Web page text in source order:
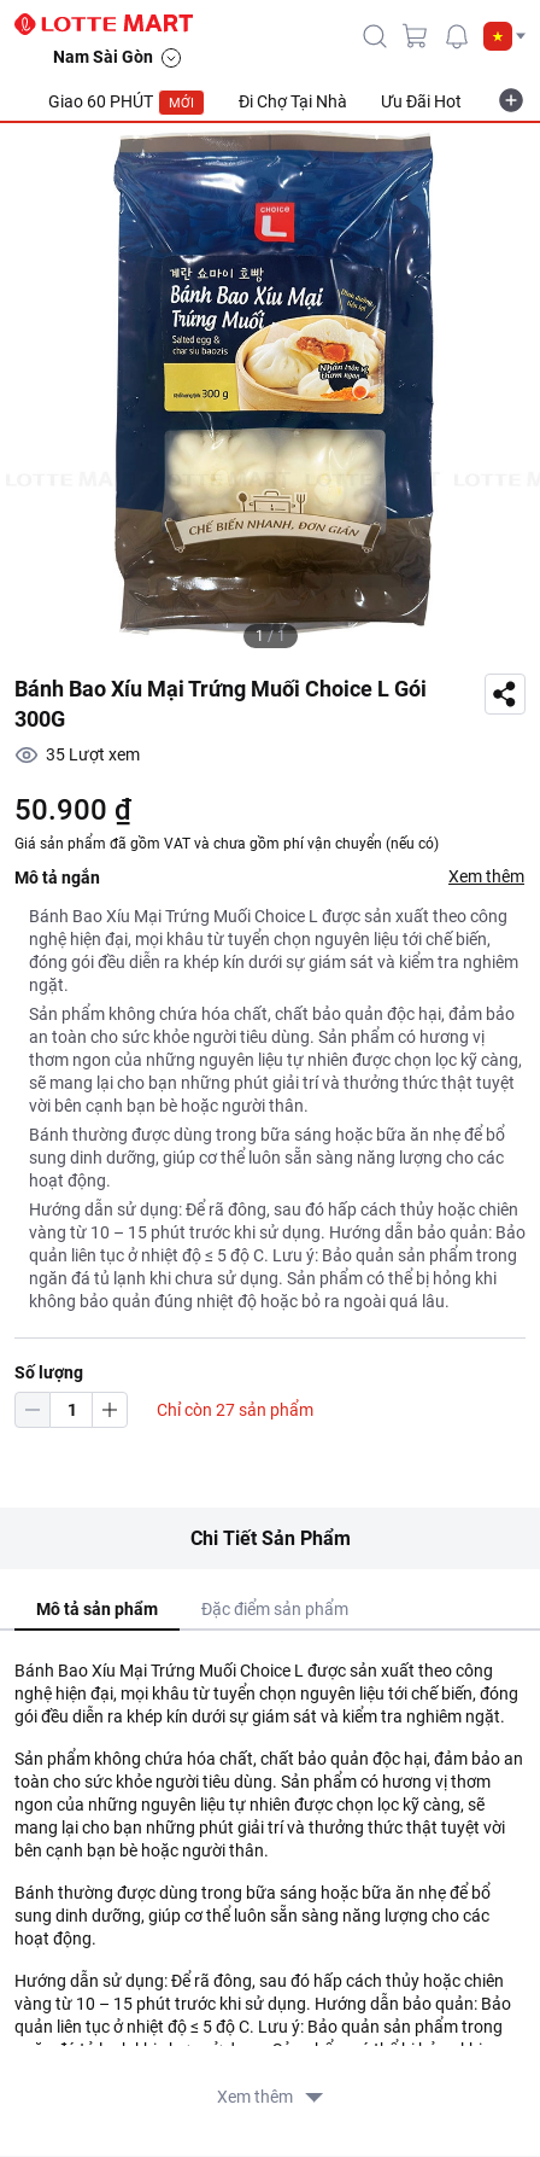
Nam Sài Gòn
Giao 60 PHÚT MỚI Đi Chợ Tại Nhà Ưu Đãi Hot
1/1
Bánh Bao Xíu Mại Trứng Muối Choice L Gói
300G
35 Lượt xem
50.900 ₫
Giá sản phẩm đã gồm VAT và chưa gồm phí vận chuyển (nếu có)
Mô tả ngắn Xem thêm
Bánh Bao Xíu Mại Trứng Muối Choice L được sản xuất theo công
nghệ hiện đại, mọi khâu từ tuyển chọn nguyên liệu tới chế biến,
đóng gói đều diễn ra khép kín dưới sự giám sát và kiểm tra nghiêm
ngặt.
Sản phẩm không chứa hóa chất, chất bảo quản độc hại, đảm bảo
an toàn cho sức khỏe người tiêu dùng. Sản phẩm có hương vị
thơm ngon của những nguyên liệu tự nhiên được chọn lọc kỹ càng,
sẽ mang lại cho bạn những phút giải trí và thưởng thức thật tuyệt
vời bên cạnh bạn bè hoặc người thân.
Bánh thường được dùng trong bữa sáng hoặc bữa ăn nhẹ để bổ
sung dinh dưỡng, giúp cơ thể luôn sẵn sàng năng lượng cho các
hoạt động.
Hướng dẫn sử dụng: Để rã đông, sau đó hấp cách thủy hoặc chiên
vàng từ 10 – 15 phút trước khi sử dụng. Hướng dẫn bảo quản: Bảo
quản liên tục ở nhiệt độ ≤ 5 độ C. Lưu ý: Bảo quản sản phẩm trong
ngăn đá tủ lạnh khi chưa sử dụng. Sản phẩm có thể bị hỏng khi
không bảo quản đúng nhiệt độ hoặc bỏ ra ngoài quá lâu.
Số lượng
Chỉ còn 27 sản phẩm
Chi Tiết Sản Phẩm
Mô tả sản phẩm Đặc điểm sản phẩm
Bánh Bao Xíu Mại Trứng Muối Choice L được sản xuất theo công
nghệ hiện đại, mọi khâu từ tuyển chọn nguyên liệu tới chế biến, đóng
gói đều diễn ra khép kín dưới sự giám sát và kiểm tra nghiêm ngặt.
Sản phẩm không chứa hóa chất, chất bảo quản độc hại, đảm bảo an
toàn cho sức khỏe người tiêu dùng. Sản phẩm có hương vị thơm
ngon của những nguyên liệu tự nhiên được chọn lọc kỹ càng, sẽ
mang lại cho bạn những phút giải trí và thưởng thức thật tuyệt vời
bên cạnh bạn bè hoặc người thân.
Bánh thường được dùng trong bữa sáng hoặc bữa ăn nhẹ để bổ
sung dinh dưỡng, giúp cơ thể luôn sẵn sàng năng lượng cho các
hoạt động.
Hướng dẫn sử dụng: Để rã đông, sau đó hấp cách thủy hoặc chiên
vàng từ 10 – 15 phút trước khi sử dụng. Hướng dẫn bảo quản: Bảo
quản liên tục ở nhiệt độ ≤ 5 độ C. Lưu ý: Bảo quản sản phẩm trong
ngăn đá tủ lạnh khi chưa sử dụng. Sản phẩm có thể bị hỏng khi
Xem thêm